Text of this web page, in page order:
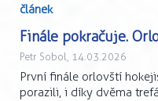
článek
Finále pokračuje.
Petr Sobol, 14.03.2026
První finále orlovští
porazili, i díky dvěma